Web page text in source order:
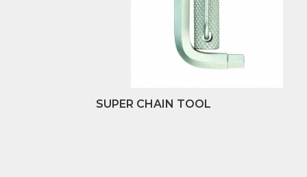
SUPER CHAIN TOOL